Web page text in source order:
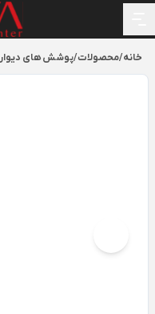
خانه/محصولات/پوشش های دیوار